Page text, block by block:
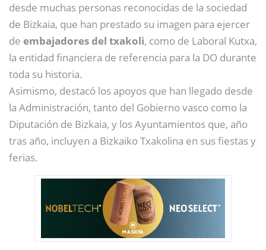
desde muchas personas reconocidas de la sociedad
de Bizkaia, que han prestado su imagen para ejercer
de embajadores del txakoli, como de Laboral Kutxa,
la entidad financiera de referencia para la DO durante
toda su historia.
Asimismo, destacó los apoyos que han llegado desde
la Administración, tanto del Gobierno vasco como la
Diputación de Bizkaia, y los Ayuntamientos que, año
tras año, incluyen a Bizkaiko Txakolina en sus fiestas y
ferias.